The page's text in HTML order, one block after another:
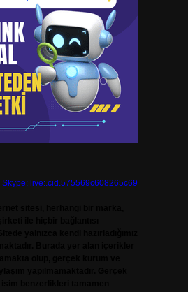
Skype: live:.cid.575569c608265c69